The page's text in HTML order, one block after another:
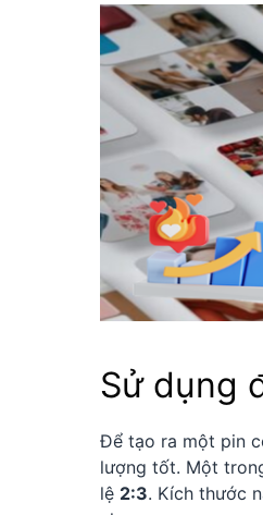
Sử dụng
Để tạo ra một pin
lượng tốt. Một
lệ 2:3. Kích thước